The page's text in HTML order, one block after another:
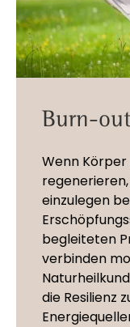
Burn-
Wenn
regenerieren,
einzulegen
begleiteten
verbinden
die Resilienz